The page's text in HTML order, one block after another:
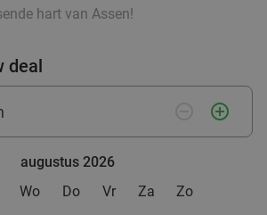
,25
€9
hart van Assen!
deal
add_circle_outline
augustus 2026
Wo Do Vr Za Zo